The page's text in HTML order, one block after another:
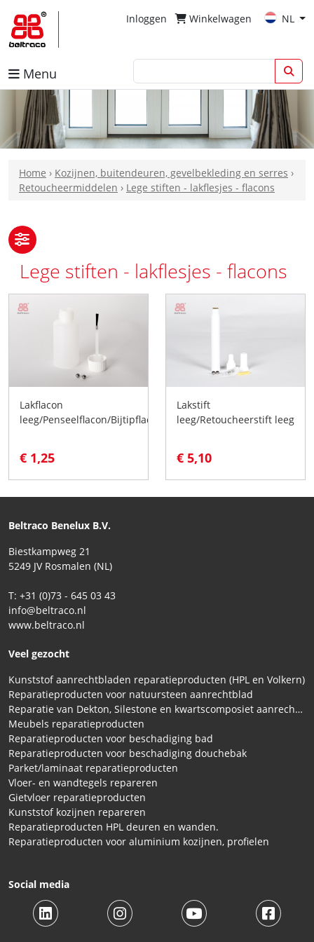
Inloggen Winkelwagen NL
Menu
Home › Kozijnen, buitendeuren, gevelbekleding en serres ›
Retoucheermiddelen › Lege stiften - lakflesjes - flacons
Lege stiften - lakflesjes - flacons
Lakflacon
leeg/Penseelflacon/Bijtipflacon
€ 1,25
Lakstift
leeg/Retoucheerstift leeg
€ 5,10
Beltraco Benelux B.V.
Biestkampweg 21
5249 JV Rosmalen (NL)
T: +31 (0)73 - 645 03 43
info@beltraco.nl
www.beltraco.nl
Veel gezocht
Kunststof aanrechtbladen reparatieproducten (HPL en Volkern)
Reparatieproducten voor natuursteen aanrechtblad
Reparatie van Dekton, Silestone en kwartscomposiet aanrechtbladen
Meubels reparatieproducten
Reparatieproducten voor beschadiging bad
Reparatieproducten voor beschadiging douchebak
Parket/laminaat reparatieproducten
Vloer- en wandtegels repareren
Gietvloer reparatieproducten
Kunststof kozijnen repareren
Reparatieproducten HPL deuren en wanden.
Reparatieproducten voor aluminium kozijnen, profielen
Social media